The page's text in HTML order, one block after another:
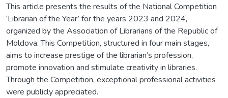
This article presents the results of the National Competition
‘Librarian of the Year’ for the years 2023 and 2024,
organized by the Association of Librarians of the Republic of
Moldova. This Competition, structured in four main stages,
aims to increase prestige of the librarian’s profession,
promote innovation and stimulate creativity in libraries.
Through the Competition, exceptional professional activities
were publicly appreciated.